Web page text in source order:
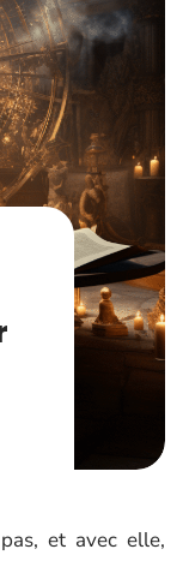
et avec elle,